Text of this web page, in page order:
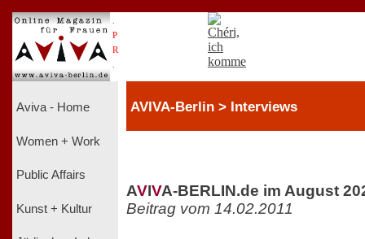
P
R
Aviva - Home
Women + Work
Public Affairs
Kunst + Kultur
AVIVA-Berlin > Interviews
AVIVA-BERLIN.de im August
Beitrag vom 14.02.2011